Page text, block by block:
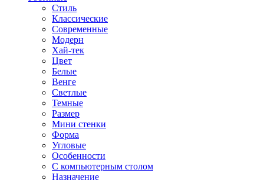
Стиль
Классические
Современные
Модерн
Хай-тек
Цвет
Белые
Венге
Светлые
Темные
Размер
Мини стенки
Форма
Угловые
Особенности
С компьютерным столом
Назначение